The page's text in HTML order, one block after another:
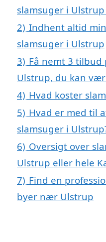
slamsuger i
2) Indhent altid
slamsuger i Ulstrup
3) Få nemt 3 tilbud
Ulstrup, du kan
4) Hvad koster
5) Hvad er med til
slamsuger i
6) Oversigt over
Ulstrup eller hele
7) Find en
byer nær Ulstrup